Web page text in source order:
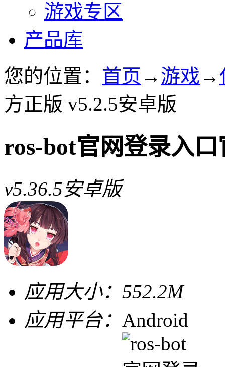
游戏专区
产品库
您的位置： 首页 → 游戏 →
方正版 v5.2.5安卓版
ros-bot官网登录入
v5.36.5安卓版
应用大小： 552.2M
应用平台： Android